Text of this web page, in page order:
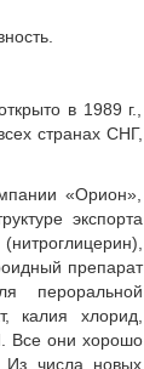
в 1989 г.,
странах СНГ,
«Орион»,
экспорта
препарат
пероральной
калия хлорид,
Все они хорошо
Из числа новых